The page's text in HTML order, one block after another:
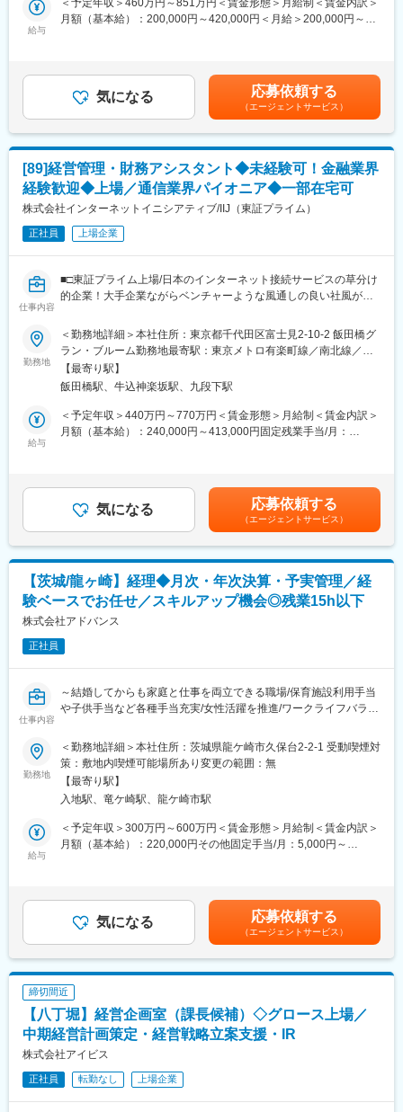
【ポジション魅力】
・OpenAIとの合弁事業という、日本でも稀有なJV立ち上げフェー
・最先端の事業を扱う企業において、経理／財務／会計にまつわ
る幅広い業務を経験できる
【募集部門について】
SB OAI JapanはOpenAI社との合弁事業であり、Crystal
intelligenceの実現＝企業に「AIネイティブな経営変革」をもたら
すことを目的とし、そのためのサービス&プロダクトを提供する企
業です。
社名：SB OAI Japan合同会社 勤務地：東京都港区海岸一丁目7番
1号 事業内容：Crystal intelligenceの導入・展開
券報告書など株主・投資家の皆様に有用な報告書の作成も担って
（1）日次業務
・伝票審査
・連結財務諸表作成
・四半期・年次決算における開示業務（決算短信、有価証券報告
書等）
・親会社への決算報告資料作成
（3）税務・監査対応
・消費税・法人税等の申告書作成
・監査法人対応
・税務調査対応
（4）内部統制・J-SOX対応
・経理業務に関する業務フローの整備・文書化
■組織構成：
・経理グループ（社員9名）に配属予定です。
└20代～30代：6名、40代～50代：3名
■本求人の魅力：
ながら沖縄経済の発展に貢献できるポジション。
・KDDIグループの安定基盤を背景に、連結決算、開示資料作成、
IFRS対応、内部統制（J-SOX）など、上場企業ならではの高度な
業務に携わり、全国レベルのスキルを身につけられる環境。
（2）成長環境
・若手社員も活躍しており、異業種からの転職者も多数在籍。働
きながら資格取得も目指すなどスキルアップに取り組む社員多
・経理の専門性を高めたい方や資格取得を目指す方を支援する体
制あり。
・上場企業特有の業務を担当出来て、経理担当として広い経験が
でき成長を実感している。
て責任感とやりがいを感じる。
・風通しの良い職場環境で、周りと切磋琢磨しながら自身の専門
性を高めることができる。
変更の範囲：会社の定める業務
給与
＜予定年収＞460万円～851万円＜賃金形態＞月給制＜賃金内訳＞
月額（基本給）：200,000円～420,000円＜月給＞200,000円～
円 主任 ：月給22～36万円＋各種手当／年収498～728万円一
般 ：月給20～26万円＋各種手当／年収460～556万円賃金は
あくまでも目安の金額であり、選考を通じて上下する可能性があ
ります。月給(月額)は固定手当を含めた表記です。
気になる 応募依頼する
（エージェントサービス）
[89]経営管理・財務アシスタント◆未経験可！金融業界
経験歓迎◆上場／通信業界パイオニア◆一部在宅可
株式会社インターネットイニシアティブ/IIJ（東証プライム）
正社員 上場企業
仕事内容
■□東証プライム上場/日本のインターネット接続サービスの草分け
的企業！大手企業ながらベンチャーような風通しの良い社風が魅
●安定した事業基盤!長期的な就業可！売上の8割がストック型収益
●「一部在宅勤務×フレックス×所定労働7.5H」でWLB◎
【未経験から財務へチャレンジできるポジションです】
当社グループは事業拡大を続けており、グループ全体の財務管理
機能を継続強化していく必要があります。グループ財務機能の中
現状の保有スキルや業務知識等を勘案のうえ、後掲の業務に従事
いただくことを想定しています。
・子会社、関係会社管理業務（国内外グループ会社の財務管理）
・恒常的な財務関連業務（資金管理・資金出納・支払事務、固定
資産管理等）
・適時開示／法定開示書類等の作成補助、IR関連業務の補助
・他部門や子会社への財務関連事項のアドバイス、サポート提供
等
■組織構成：
財務部 約10名 事務系業務とIRや財務に分かれ業務を分担して
います。
■キャリアパス：
対応業務範囲を拡大していけるよう、数年スパンで業務ローテー
ションを行い、順次、より高度な業務にチャレンジいただくこと
を想定しています。
■就業環境：
＼働きやすさ◎／
■教育制度
・財務会計研修、マネジメント研修、役員研修、
・中途入社者フォローアップ研修
https://www.iij.ad.jp/sustainability/materiality03/development/
■当社の魅力
・創業30年、社員数約2680名のインターネット業界の老舗企業な
がらベンチャーのような風通しの良い社風◎
・国内初のインターネット接続事業者／国内最大級のバックボー
ンネットワークを自社で構築する高い技術力
・120種類以上の自社サービスを提供！顧客は約14,000社以上！
業界大手で幅広い業界に顧客を持ち基盤安定◎
勤務地
＜勤務地詳細＞本社住所：東京都千代田区富士見2-10-2 飯田橋グ
ラン・ブルーム勤務地最寄駅：東京メトロ有楽町線／南北線／飯
田橋駅受動喫煙対策：屋内喫煙可能場所あり
【最寄り駅】
飯田橋駅、牛込神楽坂駅、九段下駅
給与
＜予定年収＞440万円～770万円＜賃金形態＞月給制＜賃金内訳＞
月額（基本給）：240,000円～413,000円固定残業手当/月：
詳細は前職や希望を考慮し、スキル・経験を判断の上、当社規定
にて決定■標準賞与：月給2か月分×年2回（合計年4か月分／6月、
12月に支給）賃金はあくまでも目安の金額であり、選考を通じて
上下する可能性があります。月給(月額)は固定手当を含めた表記で
す。
気になる 応募依頼する
（エージェントサービス）
【茨城/龍ヶ崎】経理◆月次・年次決算・予実管理／経
験ベースでお任せ／スキルアップ機会◎残業15h以下
株式会社アドバンス
正社員
仕事内容
～結婚してからも家庭と仕事を両立できる職場/保育施設利用手当
や子供手当など各種手当充実/女性活躍を推進/ワークライフバラン
【仕事内容】
当社では、財務・経理に関する各種業務を即戦力としてお任せし
ます。これまでの実務で培われた知識やスキルを活かし、担当領
域を主体的に広げていただけるポジションです。業務範囲は経験
値に応じて高度な業務までお任せするため、さらなるスキルアッ
プを目指す方に最適な環境です。
・請求書の作成・発行および売掛・買掛金管理
・経費精算のチェックと仕訳処理
・予算実績管理および財務データの分析
＃女性スタッフの産休育休取得率は100％で復帰後の時短勤務も
可能
＃残業10～15時間のためライフワークバランスが整った環境で働
ける
＃保育施設利用手当や子供手当など各種手当充実
■事業の特徴：
勤務地
＜勤務地詳細＞本社住所：茨城県龍ケ崎市久保台2-2-1 受動喫煙対
策：敷地内喫煙可能場所あり変更の範囲：無
【最寄り駅】
入地駅、竜ケ崎駅、龍ケ崎市駅
給与
＜予定年収＞300万円～600万円＜賃金形態＞月給制＜賃金内訳＞
月額（基本給）：220,000円その他固定手当/月：5,000円～
円／年収 4,10万円入社7年リーダー：月給 35万円／年収 5,80万円
入社10年マネージャー：月給 43万円／年収 710万円賃金はあくま
でも目安の金額であり、選考を通じて上下する可能性がありま
す。月給(月額)は固定手当を含めた表記です。
気になる 応募依頼する
（エージェントサービス）
締切間近
【八丁堀】経営企画室（課長候補）◇グロース上場／
中期経営計画策定・経営戦略立案支援・IR
株式会社アイビス
正社員 転勤なし 上場企業